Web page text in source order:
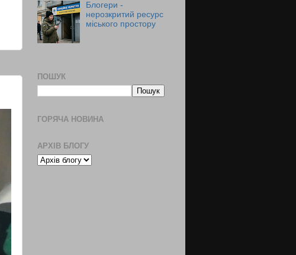
Блогери -
нерозкритий ресурс
міського простору
ПОШУК
ГОРЯЧА НОВИНА
АРХІВ БЛОГУ